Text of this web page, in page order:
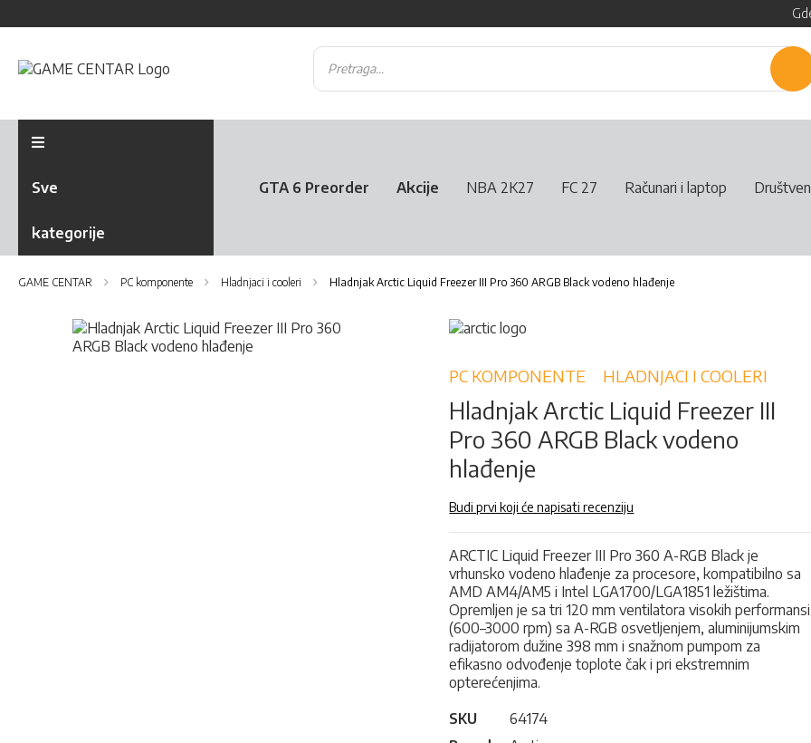
Sve
kategorije
GTA 6 Preorder Akcije NBA 2K27 FC 27 Računari i laptop
GAME CENTAR PC komponente Hladnjaci i cooleri Hladnjak Arctic Liquid Freezer III Pro 360 ARGB Black vodeno hlađenje
Skip
to
PC KOMPONENTE HLADNJACI I COOLERI
Hladnjak Arctic Liquid Freezer III
Pro 360 ARGB Black vodeno
hlađenje
Budi prvi koji će napisati recenziju
ARCTIC Liquid Freezer III Pro 360 A-RGB Black je
vrhunsko vodeno hlađenje za procesore, kompatibilno sa
AMD AM4/AM5 i Intel LGA1700/LGA1851 ležištima.
Opremljen je sa tri 120 mm ventilatora visokih performansi
(600–3000 rpm) sa A-RGB osvetljenjem, aluminijumskim
radijatorom dužine 398 mm i snažnom pumpom za
efikasno odvođenje toplote čak i pri ekstremnim
opterećenjima.
SKU
64174